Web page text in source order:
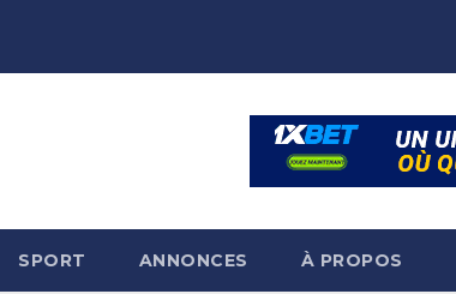
SPORT ANNONCES À PROPOS